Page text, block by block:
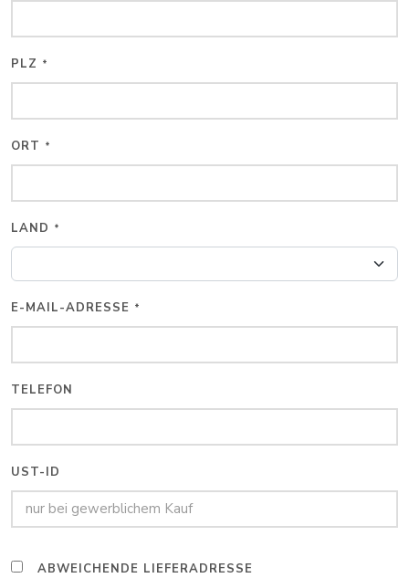
PLZ *
ORT *
LAND *
E-MAIL-ADRESSE *
TELEFON
UST-ID
ABWEICHENDE LIEFERADRESSE